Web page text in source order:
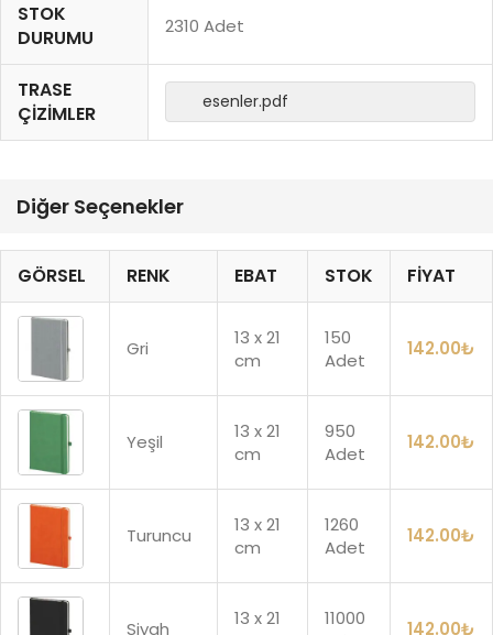
STOK
DURUMU
2310 Adet
TRASE
ÇIZIMLER
esenler.pdf
Diğer Seçenekler
GÖRSEL RENK EBAT STOK FIYAT
Gri
13 x 21
cm
150
Adet
142.00₺
Yeşil
13 x 21
cm
950
Adet
142.00₺
Turuncu
13 x 21
cm
1260
Adet
142.00₺
Siyah
13 x 21
11000
142.00₺